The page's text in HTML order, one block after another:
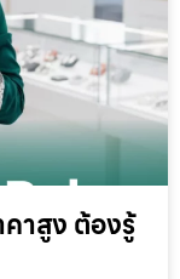
าสูง ต้องรู้